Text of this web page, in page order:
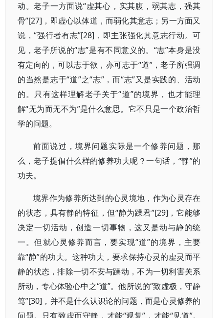
动。老子一方面说“虚其心，实其腹，弱其志，强其
骨”[27]，即虚心以体道，而弱化其意志；另一方面又
说，“强行者有志”[28]，即主张强化其意志行动。可
见，老子所说的“志”是有不同意义的。“志”本身是没
有定向的，可以志于欲，亦可志于“道”，老子所强调
的当然是志于“道”之“志”，而“志”又是实践的、活动
的。只有这样理解老子关于“道”的境界，也才能理
解“无为而无不为”是什么意思。它不只是一个政治哲
学的问题。
前面说过，境界问题实际是一个修养问题，那
么，老子提倡什么样的修养功夫呢？一句话，“静”的
功夫。
境界作为修养所达到的心灵境地，作为心灵存在
的状态，具有静的特征，但“静为躁君”[29]，它能够
决定一切活动，创造一切事物，这又是动与静的统
一。但就心灵修养而言，要实现“道”的境界，主要
靠“静”的功夫。这种功夫，要求保持心灵的虚灵而平
静的状态，排除一切不安与躁动，不为一切利害关系
所动，专心体验心中之“道”。他所说的“致虚极，守静
笃”[30]，并不是什么认识论的问题，而是心灵修养的
问题。只有致虚而守静，才能“观复”，才能“见道”。